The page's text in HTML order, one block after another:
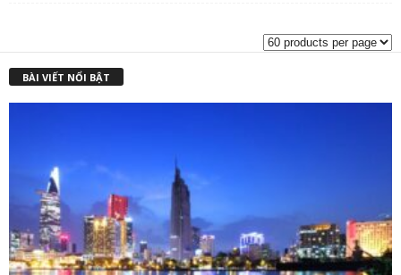
BÀI VIẾT NỔI BẬT